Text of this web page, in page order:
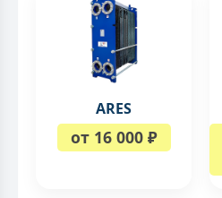
ARES
от 16 000 ₽